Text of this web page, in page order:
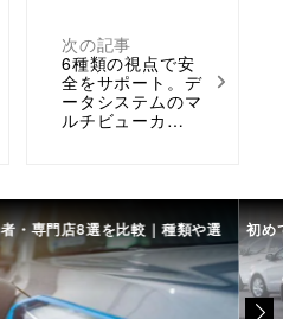
次の記事
6種類の視点で安
全をサポート。デ
ータシステムのマ
ルチビューカ…
・専門店8選を比較｜種類や選 初め